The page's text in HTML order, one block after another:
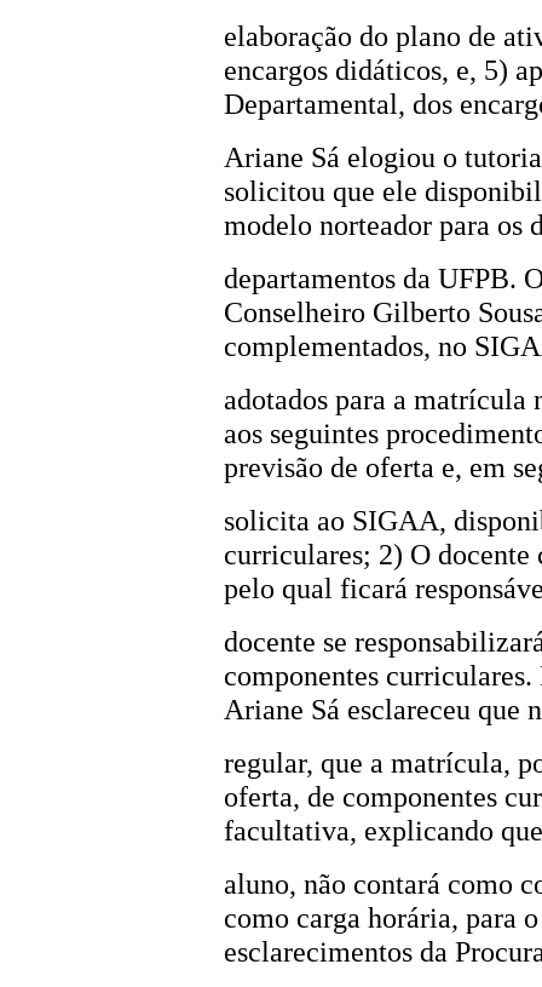
elaboração do plano de
encargos didáticos, e, 5)
Departamental, dos
Ariane Sá elogiou o
solicitou que ele
modelo norteador para os
departamentos da UFPB.
Conselheiro Gilberto
complementados, no
adotados para a matrícula
aos seguintes
previsão de oferta e, em
solicita ao SIGAA,
curriculares; 2) O
pelo qual ficará
docente se
componentes
Ariane Sá esclareceu que
regular, que a matrícula,
oferta, de componentes
facultativa, explicando
aluno, não contará como
como carga horária, para
esclarecimentos da